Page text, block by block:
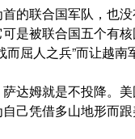
的联合国军队，也
是被联合国五个有
屈人之兵”而让越南
达姆就是不投降。
己凭借多山地形而跟